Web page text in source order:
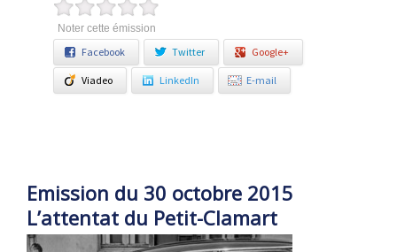
Noter cette émission
Facebook Twitter Google+
Viadeo LinkedIn E-mail
Emission du 30 octobre 2015
L’attentat du Petit-Clamart